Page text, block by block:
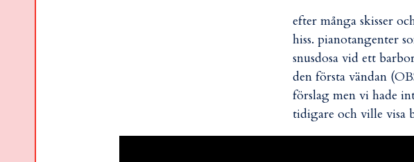
efter många skisser
hiss. pianotangenter
snusdosa vid ett
den första vändan
förslag men vi hade
tidigare och ville visa